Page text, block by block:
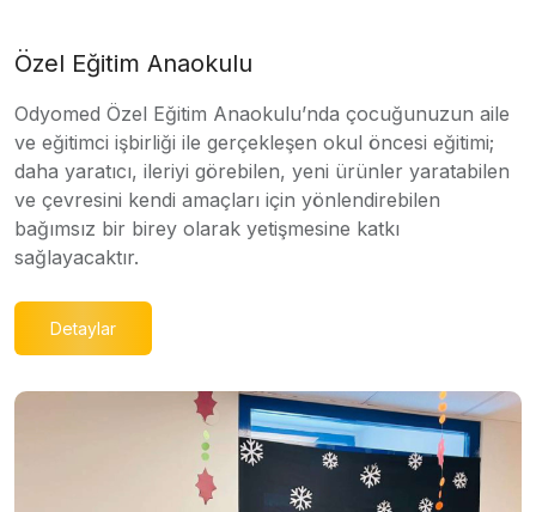
Özel Eğitim Anaokulu
Odyomed Özel Eğitim Anaokulu’nda çocuğunuzun aile
ve eğitimci işbirliği ile gerçekleşen okul öncesi eğitimi;
daha yaratıcı, ileriyi görebilen, yeni ürünler yaratabilen
ve çevresini kendi amaçları için yönlendirebilen
bağımsız bir birey olarak yetişmesine katkı
sağlayacaktır.
Detaylar